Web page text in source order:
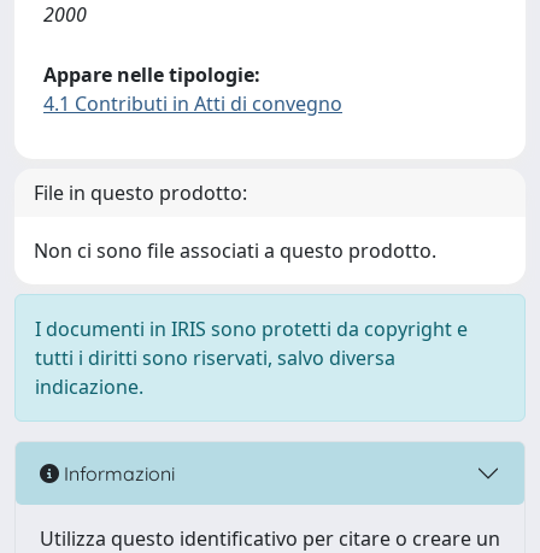
2000
Appare nelle tipologie:
4.1 Contributi in Atti di convegno
File in questo prodotto:
Non ci sono file associati a questo prodotto.
I documenti in IRIS sono protetti da copyright e
tutti i diritti sono riservati, salvo diversa
indicazione.
Informazioni
Utilizza questo identificativo per citare o creare un